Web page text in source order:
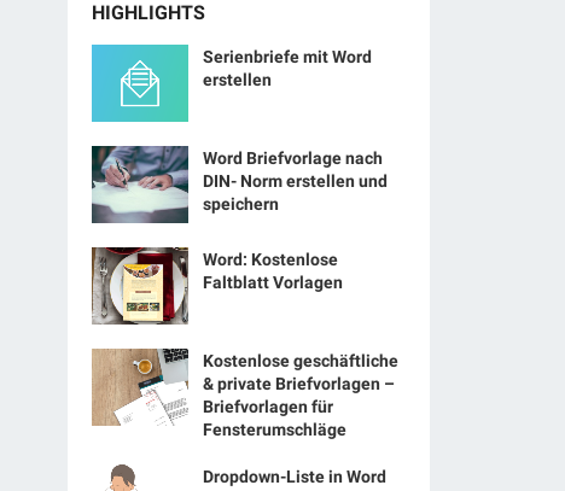
HIGHLIGHTS
Serienbriefe mit Word
erstellen
Word Briefvorlage nach
DIN- Norm erstellen und
speichern
Word: Kostenlose
Faltblatt Vorlagen
Kostenlose geschäftliche
& private Briefvorlagen –
Briefvorlagen für
Fensterumschläge
Dropdown-Liste in Word